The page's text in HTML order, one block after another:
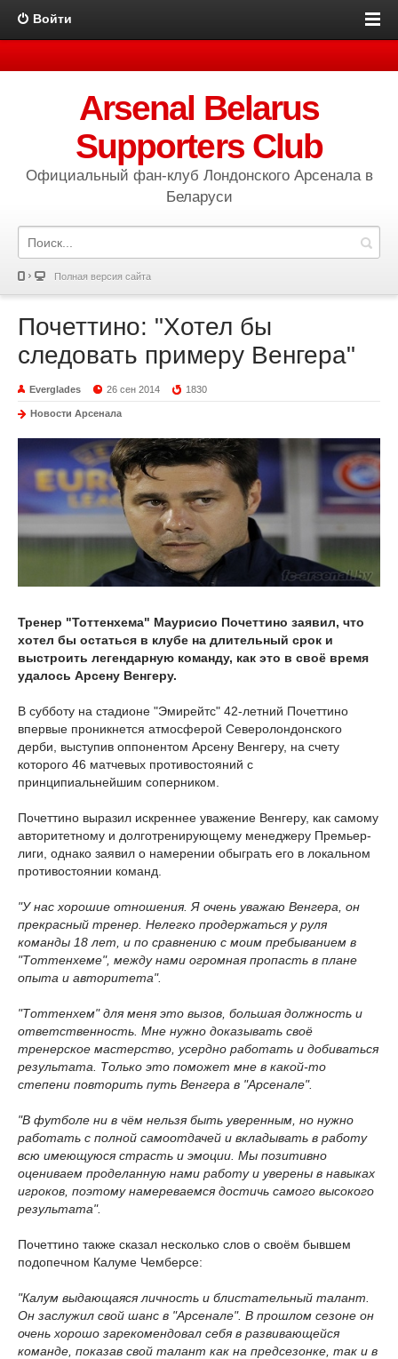
Войти
Arsenal Belarus
Supporters Club
Официальный фан-клуб Лондонского Арсенала в
Беларуси
Полная версия сайта
Почеттино: "Хотел бы
следовать примеру Венгера"
Everglades 26 сен 2014 1830
Новости Арсенала
Тренер "Тоттенхема" Маурисио Почеттино заявил, что
хотел бы остаться в клубе на длительный срок и
выстроить легендарную команду, как это в своё время
удалось Арсену Венгеру.
В субботу на стадионе "Эмирейтс" 42-летний Почеттино
впервые проникнется атмосферой Северолондонского
дерби, выступив оппонентом Арсену Венгеру, на счету
которого 46 матчевых противостояний с
принципиальнейшим соперником.
Почеттино выразил искреннее уважение Венгеру, как самому
авторитетному и долготренирующему менеджеру Премьер-
лиги, однако заявил о намерении обыграть его в локальном
противостоянии команд.
"У нас хорошие отношения. Я очень уважаю Венгера, он
прекрасный тренер. Нелегко продержаться у руля
команды 18 лет, и по сравнению с моим пребыванием в
"Тоттенхеме", между нами огромная пропасть в плане
опыта и авторитета".
"Тоттенхем" для меня это вызов, большая должность и
ответственность. Мне нужно доказывать своё
тренерское мастерство, усердно работать и добиваться
результата. Только это поможет мне в какой-то
степени повторить путь Венгера в "Арсенале".
"В футболе ни в чём нельзя быть уверенным, но нужно
работать с полной самоотдачей и вкладывать в работу
всю имеющуюся страсть и эмоции. Мы позитивно
оцениваем проделанную нами работу и уверены в навыках
игроков, поэтому намереваемся достичь самого высокого
результата".
Почеттино также сказал несколько слов о своём бывшем
подопечном Калуме Чемберсе:
"Калум выдающаяся личность и блистательный талант.
Он заслужил свой шанс в "Арсенале". В прошлом сезоне он
очень хорошо зарекомендовал себя в развивающейся
команде, показав свой талант как на предсезонке, так и в